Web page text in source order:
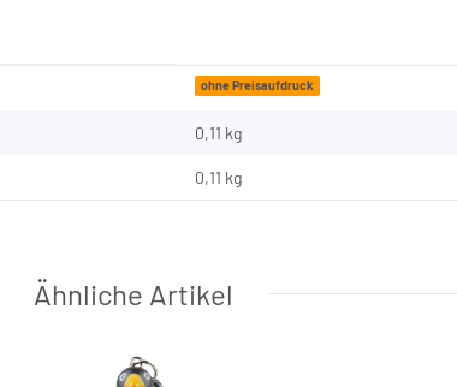
ohne Preisaufdruck
0,11 kg
0,11 kg
Ähnliche Artikel